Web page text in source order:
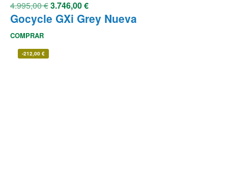
4.995,00€3.746,00€
Gocycle GXi Grey Nueva
COMPRAR
-212,00 €